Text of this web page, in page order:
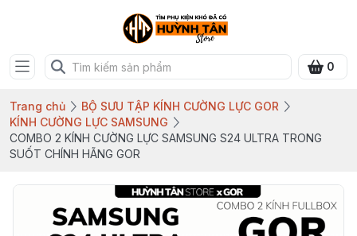
0
Trang chủ
BỘ SƯU TẬP KÍNH CƯỜNG LỰC GOR
KÍNH CƯỜNG LỰC SAMSUNG
COMBO 2 KÍNH CƯỜNG LỰC SAMSUNG S24 ULTRA TRONG
SUỐT CHÍNH HÃNG GOR